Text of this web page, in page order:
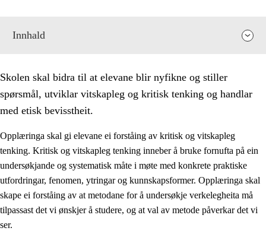
Innhald
1. Verdigrunnlaget i opplæringa
Skolen skal bidra til at elevane blir nyfikne og stiller
spørsmål, utviklar vitskapleg og kritisk tenking og handlar
med etisk bevisstheit.
Opplæringa skal gi elevane ei forståing av kritisk og vitskapleg
tenking. Kritisk og vitskapleg tenking inneber å bruke fornufta på ein
undersøkjande og systematisk måte i møte med konkrete praktiske
utfordringar, fenomen, ytringar og kunnskapsformer. Opplæringa skal
skape ei forståing av at metodane for å undersøkje verkelegheita må
tilpassast det vi ønskjer å studere, og at val av metode påverkar det vi
ser.